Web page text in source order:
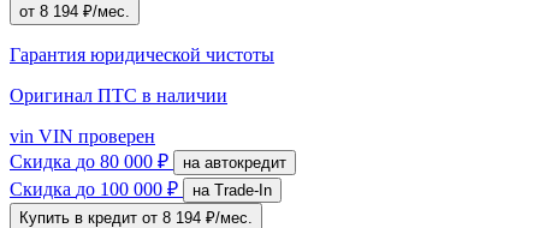
от 8 194 ₽/мес.
Гарантия юридической чистоты
Оригинал ПТС в наличии
vin VIN проверен
Скидка до 80 000 ₽ на автокредит
Скидка до 100 000 ₽
на Trade-In
Купить в кредит от 8 194 ₽/мес.